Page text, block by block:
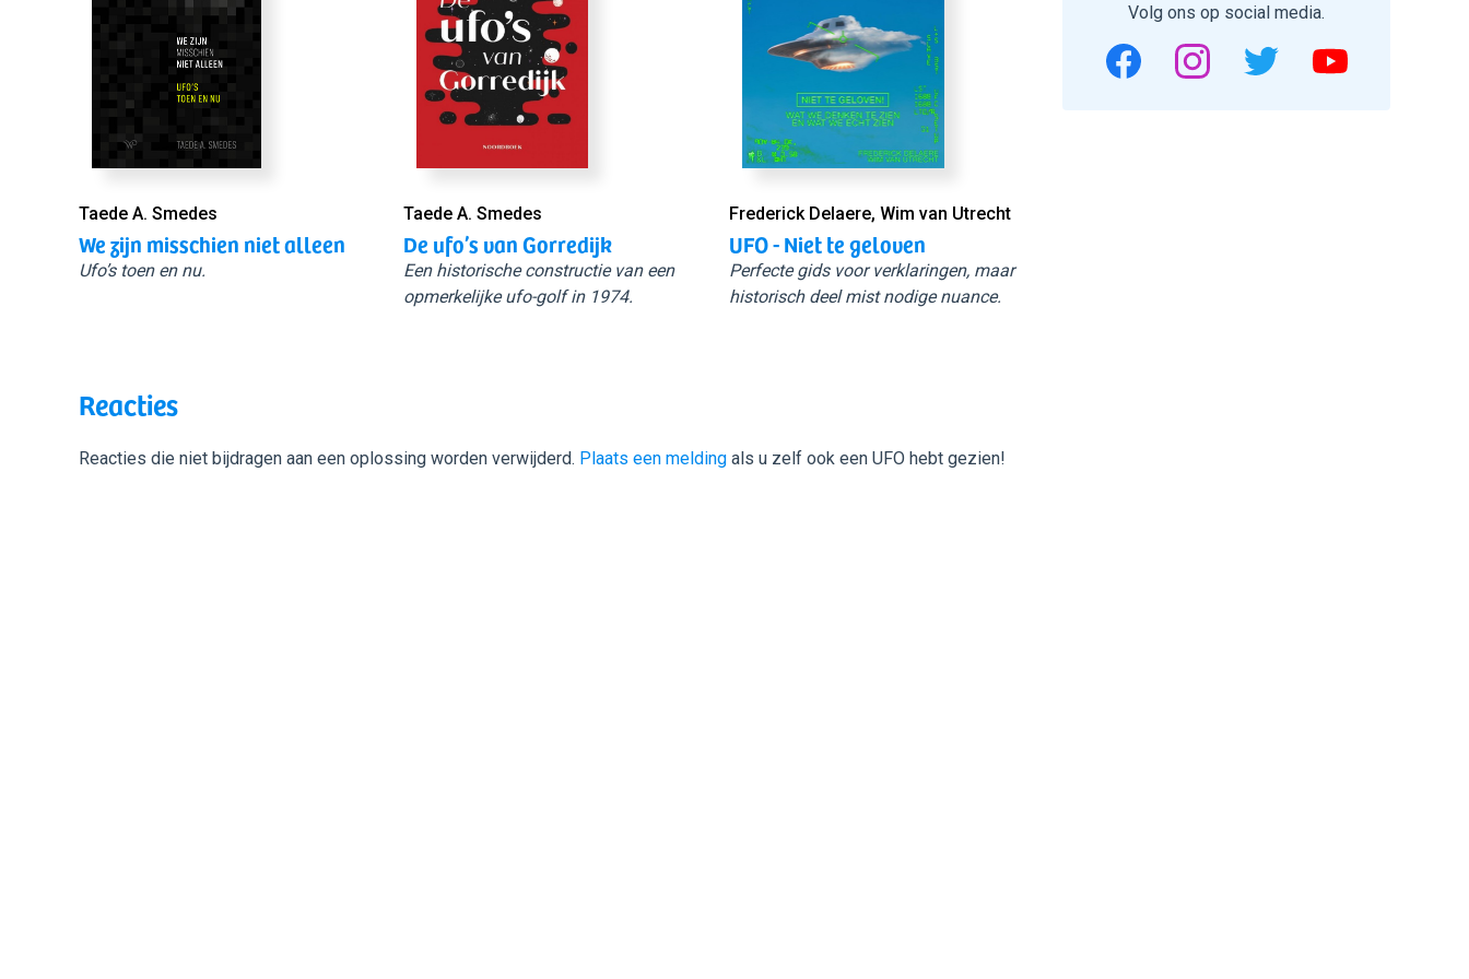
Taede A. Smedes
We zijn misschien niet alleen
Ufo’s toen en nu.
Taede A. Smedes
De ufo’s van Gorredijk
Een historische constructie van een
opmerkelijke ufo-golf in 1974.
Frederick Delaere, Wim van Utrecht
UFO - Niet te geloven
Perfecte gids voor verklaringen, maar
historisch deel mist nodige nuance.
Reacties
Reacties die niet bijdragen aan een oplossing worden verwijderd. Plaats een melding als u zelf ook een UFO hebt gezien!
Volg ons op social media.